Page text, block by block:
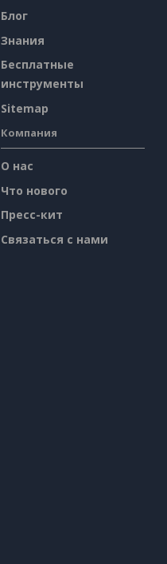
Блог
Знания
Бесплатные
инструменты
Sitemap
Компания
О нас
Что нового
Пресс-кит
Связаться с нами